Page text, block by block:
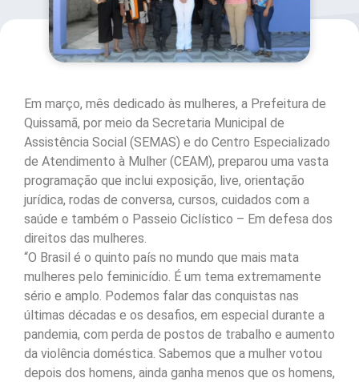
Em março, mês dedicado às mulheres, a Prefeitura de
Quissamã, por meio da Secretaria Municipal de
Assistência Social (SEMAS) e do Centro Especializado
de Atendimento à Mulher (CEAM), preparou uma vasta
programação que inclui exposição, live, orientação
jurídica, rodas de conversa, cursos, cuidados com a
saúde e também o Passeio Ciclístico – Em defesa dos
direitos das mulheres.
“O Brasil é o quinto país no mundo que mais mata
mulheres pelo feminicídio. É um tema extremamente
sério e amplo. Podemos falar das conquistas nas
últimas décadas e os desafios, em especial durante a
pandemia, com perda de postos de trabalho e aumento
da violência doméstica. Sabemos que a mulher votou
depois dos homens, ainda ganha menos que os homens,